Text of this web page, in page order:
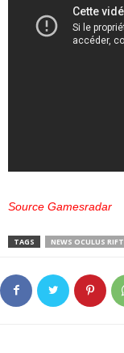
Source Gamesradar
TAGS NEWS OCULUS RIFT